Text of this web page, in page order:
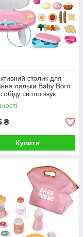
столик для
ляльки Baby Born
світло звук
₴
Купити